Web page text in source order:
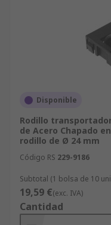
Disponible
Rodillo
de Acero Chapado
rodillo de Ø 24 mm
Código RS 229-9186
Subtotal (1 bolsa de 10
19,59 €(exc. IVA)
Cantidad